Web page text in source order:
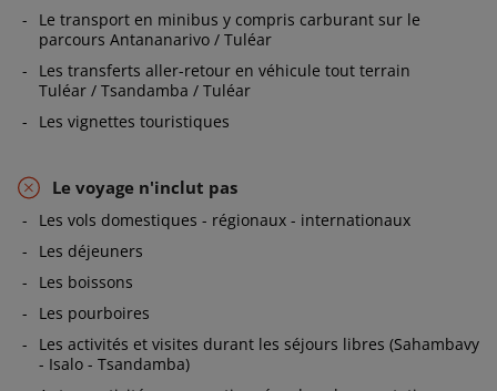
Nous continuons ensuite vers le Grand
Sud. Nous passons par Ihosy (pays Bara,
ethnie des éleveurs de zébus) puis
l’immense plateau de l'Ihorombe avant
l’hôtel, Le JARDIN DU ROY en fin de
journée.
1 nuitée
5
Le transport en minibus y compris carburant sur le
parcours Antananarivo / Tuléar
Les transferts aller-retour en véhicule tout terrain
Tuléar / Tsandamba / Tuléar
Les vignettes touristiques
Le voyage n'inclut pas
Les vols domestiques - régionaux - internationaux
Les déjeuners
Les boissons
Les pourboires
Les activités et visites durant les séjours libres (Sahambavy
- Isalo - Tsandamba)